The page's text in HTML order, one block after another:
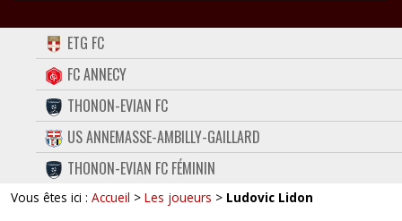
ACCUEIL
FORUM
CONTACT
FACEBOOK
TWITTER
ETG FC
FC ANNECY
THONON-EVIAN FC
US ANNEMASSE-AMBILLY-GAILLARD
THONON-EVIAN FC FÉMININ
Vous êtes ici : Accueil > Les joueurs > Ludovic Lidon